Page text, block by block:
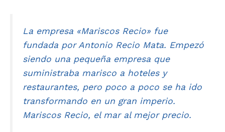
La empresa «Mariscos Recio» fue
fundada por Antonio Recio Mata. Empezó
siendo una pequeña empresa que
suministraba marisco a hoteles y
restaurantes, pero poco a poco se ha ido
transformando en un gran imperio.
Mariscos Recio, el mar al mejor precio.